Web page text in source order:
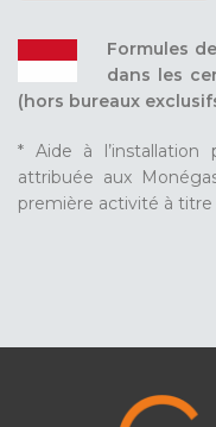
Formules
dans les
(hors bureaux
* Aide à l’installation
attribuée aux
première activité à